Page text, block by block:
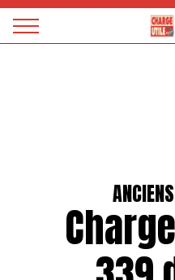
Magazine
Panneau de gestion des